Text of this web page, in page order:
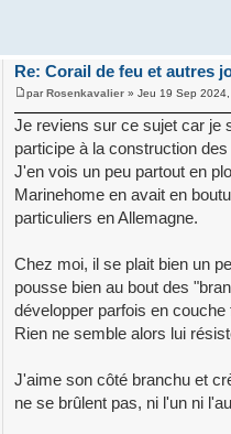
Re: Corail de feu et autres
parRosenkavalier » Jeu 19 Sep
Je reviens sur ce sujet car je
participe à la construction
J'en vois un peu partout en
Marinehome en avait en
particuliers en Allemagne.
Chez moi, il se plait bien un
pousse bien au bout des
développer parfois en
Rien ne semble alors lui
J'aime son côté branchu et
ne se brûlent pas, ni l'un ni